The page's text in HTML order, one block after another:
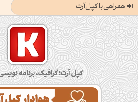
همراهی با کپل‌آرت
کپل‌آرت؛ گرافیک، برنامه‌نویسی و خلاقیت